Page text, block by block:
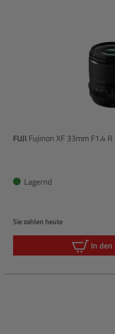
FUJI Fujinon XF 33mm F1.4 R
Lagernd
Sie zahlen heute
In